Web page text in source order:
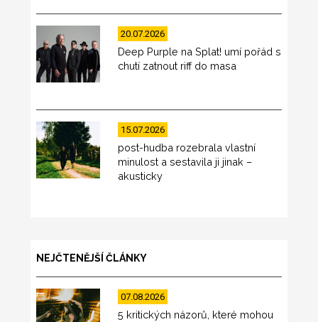
20.07.2026
Deep Purple na Splat! umí pořád s
chutí zatnout riff do masa
15.07.2026
post-hudba rozebrala vlastní
minulost a sestavila ji jinak –
akusticky
NEJČTENĚJŠÍ ČLÁNKY
07.08.2026
5 kritických názorů, které mohou